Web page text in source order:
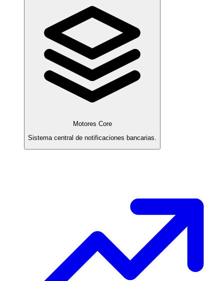
Motores Core
Sistema central de notificaciones bancarias.